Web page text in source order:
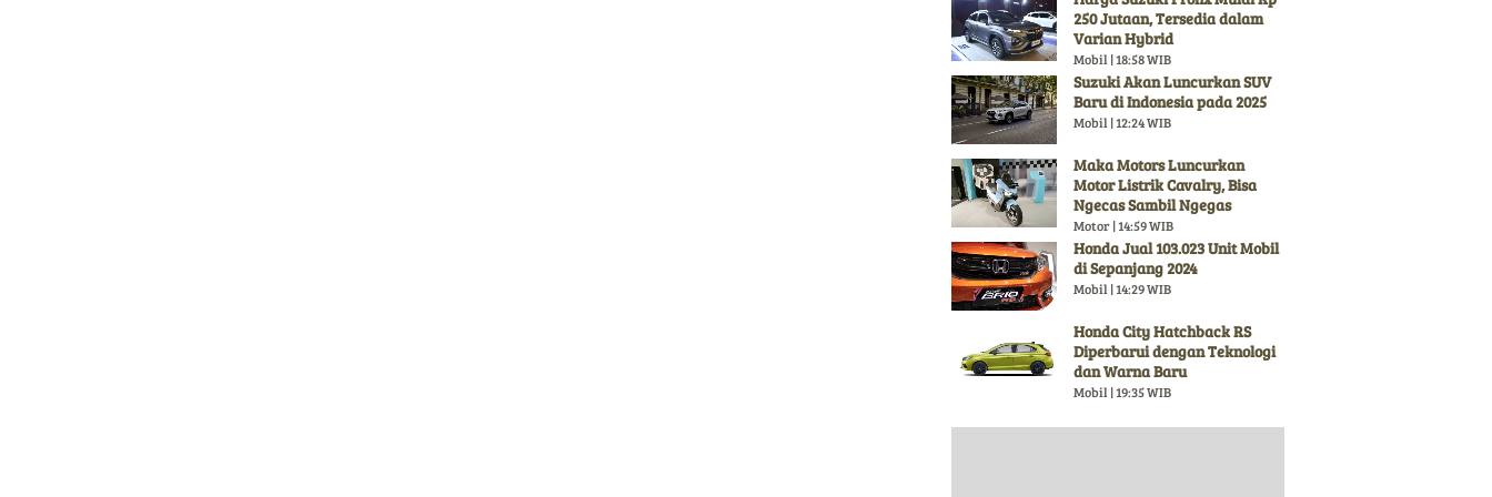
250 Jutaan, Tersedia dalam
Varian Hybrid
Mobil | 18:58 WIB
Suzuki Akan Luncurkan SUV
Baru di Indonesia pada 2025
Mobil | 12:24 WIB
Maka Motors Luncurkan
Motor Listrik Cavalry, Bisa
Ngecas Sambil Ngegas
Motor | 14:59 WIB
Honda Jual 103.023 Unit Mobil
di Sepanjang 2024
Mobil | 14:29 WIB
Honda City Hatchback RS
Diperbarui dengan Teknologi
dan Warna Baru
Mobil | 19:35 WIB